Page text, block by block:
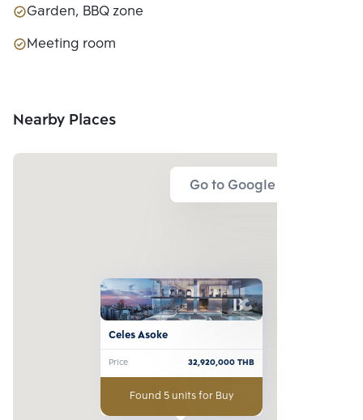
Garden, BBQ zone
Meeting room
Nearby Places
Go to Google Map
Celes Asoke
Price 32,920,000 THB
Found 5 units for Buy